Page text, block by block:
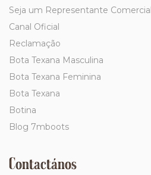
Seja um Representante Comercial
Canal Oficial
Reclamação
Bota Texana Masculina
Bota Texana Feminina
Bota Texana
Botina
Blog 7mboots
Contactános